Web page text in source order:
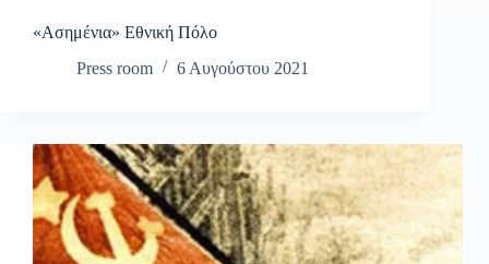
«Ασημένια» Εθνική Πόλο
Press room
6 Αυγούστου 2021